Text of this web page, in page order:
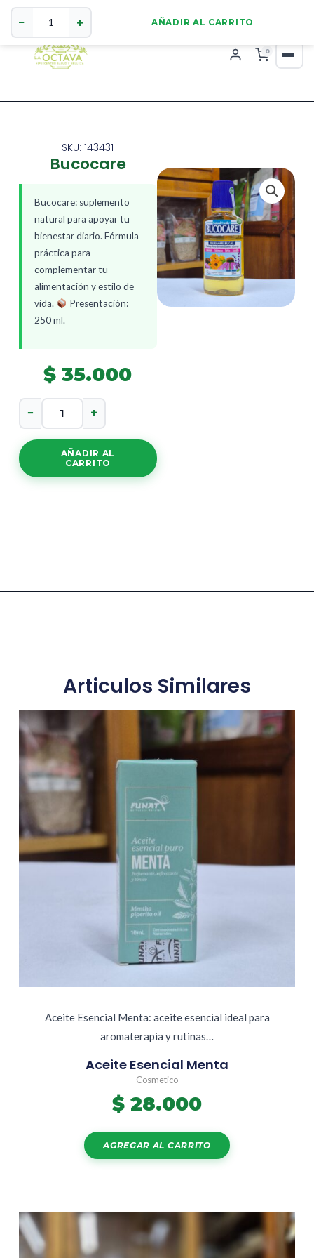
0
SKU: 143431
Bucocare
Bucocare: suplemento
natural para apoyar tu
bienestar diario. Fórmula
práctica para
complementar tu
alimentación y estilo de
vida.
Presentación:
250 ml.
$ 35.000
Bucocare
− +
AÑADIR AL
CARRITO
Articulos Similares
Aceite Esencial Menta: aceite esencial ideal para
aromaterapia y rutinas…
Aceite Esencial Menta
Cosmetico
$ 28.000
AGREGAR AL CARRITO
Bucocare
cantidad
− + AÑADIR AL CARRITO